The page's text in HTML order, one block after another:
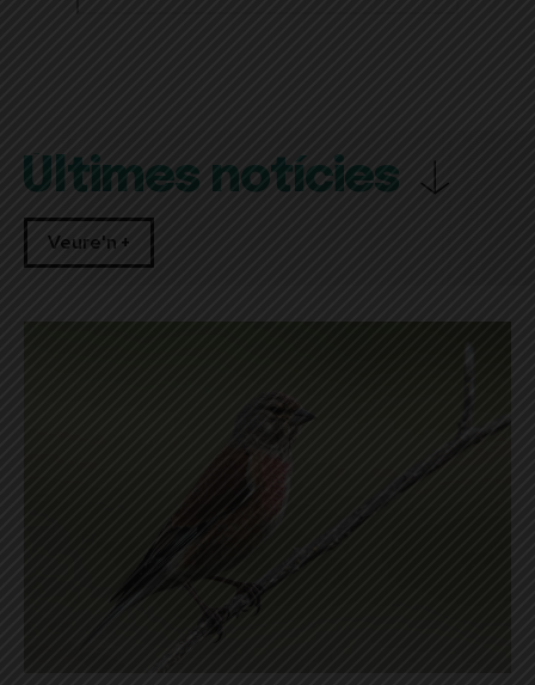
Últimes notícies
Veure'n +